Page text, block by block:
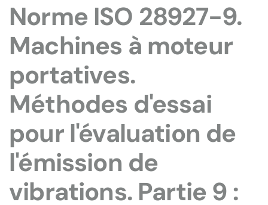
Norme ISO 28927-9.
Machines à moteur
portatives.
Méthodes d'essai
pour l'évaluation de
l'émission de
vibrations. Partie 9 :